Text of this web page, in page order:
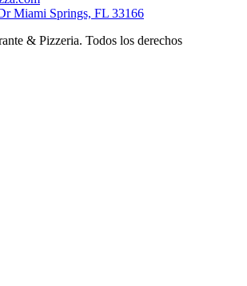
Miami Springs, FL 33166
& Pizzeria. Todos los derechos